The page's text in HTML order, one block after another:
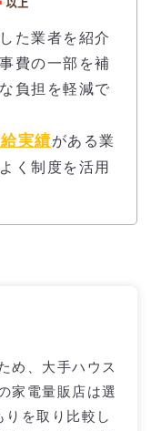
た業者を紹介
費の一部を補
負担を軽減で
実績がある業
く制度を活用
め、大手ハウス
家電量販店は選
を取り比較し